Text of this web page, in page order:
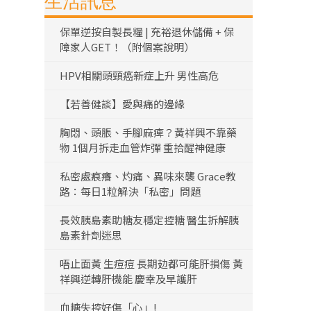
保單逆按自製長糧 | 充裕退休儲備 + 保
障家人GET！（附個案說明）
HPV相關頭頸癌新症上升 男性高危
【若善健談】愛與痛的邊緣
胸悶、頭脹、手腳麻痺？黃祥興不靠藥
物 1個月拆走血管炸彈 重拾醒神健康
私密處痕癢、灼痛、異味來襲 Grace教
路：每日1粒解決「私密」問題
長效胰島素助糖友穩定控糖 醫生拆解胰
島素針劑迷思
唔止面黃 生痘痘 長期攰都可能肝損傷 黃
祥興逆轉肝機能 慶幸及早護肝
血糖失控好傷「心」!